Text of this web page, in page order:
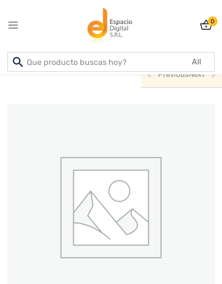
0
Inicio PRODUCTOS
ACCESORIOS
PreviousNext
Sign in
Create an account